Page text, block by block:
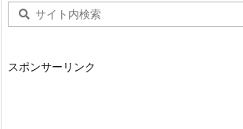
スポンサーリンク